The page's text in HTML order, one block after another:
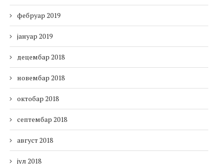
фебруар 2019
јануар 2019
децембар 2018
новембар 2018
октобар 2018
септембар 2018
август 2018
јул 2018